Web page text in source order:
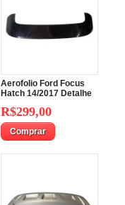
Aerofolio Ford Focus
Hatch 14/2017 Detalhe
R$299,00
Comprar